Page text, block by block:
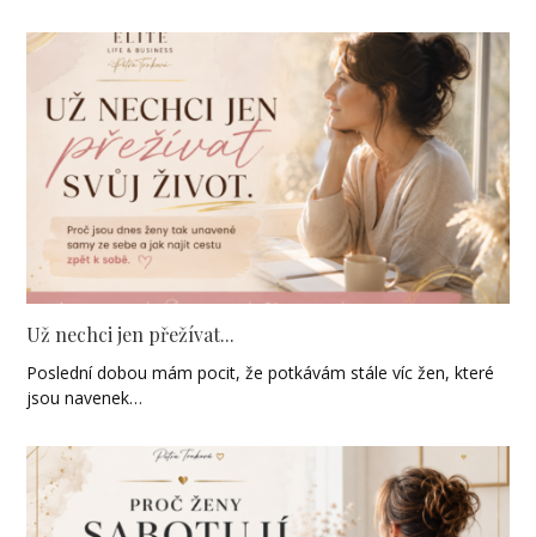
Už nechci jen přežívat...
Poslední dobou mám pocit, že potkávám stále víc žen, které
jsou navenek…